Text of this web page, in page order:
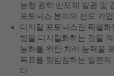
능형 광학 반도체 발광 및
포토닉스 분야의 선도 기
디지털 포토닉스란 픽셀화
빛을 디지털화하는 것을
능화를 위한 처리 능력을
목표를 뒷받침하는 일련의
다